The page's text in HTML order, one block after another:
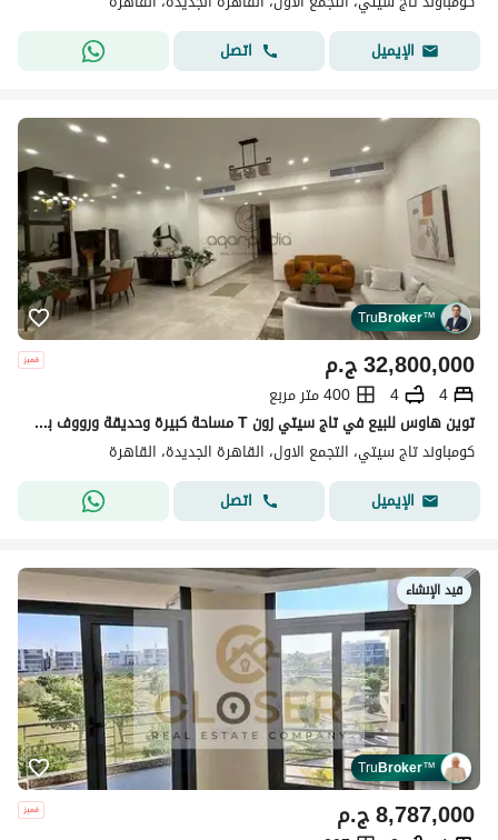
الإيميل
اتصل
TruBroker™
ج.م32,800,000
4
4
400 متر مربع
توين هاوس للبيع في تاج سيتي زون T مساحة كبيرة وحديقة ورووف بسعر مميز
كومباوند تاج سيتي، التجمع الاول، القاهرة الجديدة، القاهرة
الإيميل
اتصل
قيد الإنشاء
TruBroker™
ج.م8,787,000